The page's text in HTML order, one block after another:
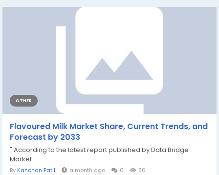
OTHER
Flavoured Milk Market Share, Current Trends, and
Forecast by 2033
" According to the latest report published by Data Bridge
Market...
By Kanchan Patil a month ago 0 56